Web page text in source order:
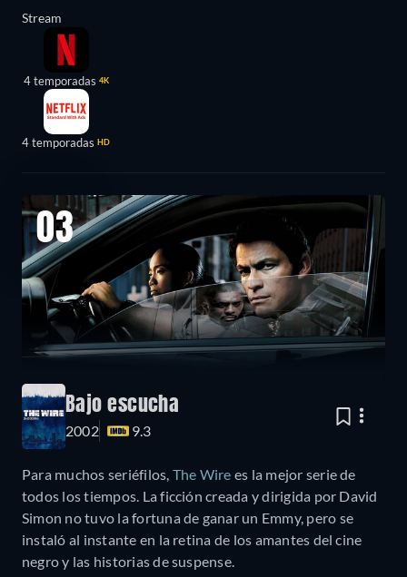
Stream
4 temporadas 4K
4 temporadas HD
03
Bajo escucha
2002 9.3
Para muchos seriéfilos, The Wire es la mejor serie de
todos los tiempos. La ficción creada y dirigida por David
Simon no tuvo la fortuna de ganar un Emmy, pero se
instaló al instante en la retina de los amantes del cine
negro y las historias de suspense.